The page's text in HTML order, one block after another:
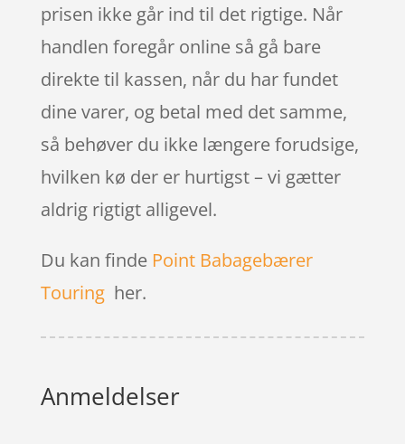
prisen ikke går ind til det rigtige. Når
handlen foregår online så gå bare
direkte til kassen, når du har fundet
dine varer, og betal med det samme,
så behøver du ikke længere forudsige,
hvilken kø der er hurtigst – vi gætter
aldrig rigtigt alligevel.
Du kan finde Point Babagebærer
Touringher.
Anmeldelser